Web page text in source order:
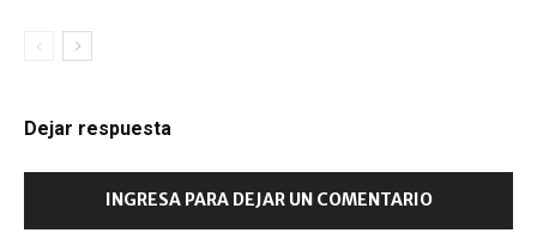
Dejar respuesta
INGRESA PARA DEJAR UN COMENTARIO